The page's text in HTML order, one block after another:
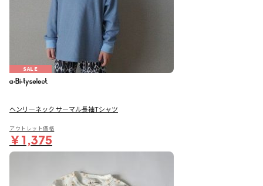
SALE
ヘンリーネック サーマル長袖Tシャツ
アウトレット価格
￥1,375